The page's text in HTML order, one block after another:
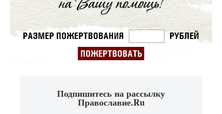
Подпишитесь на рассылку
Православие.Ru